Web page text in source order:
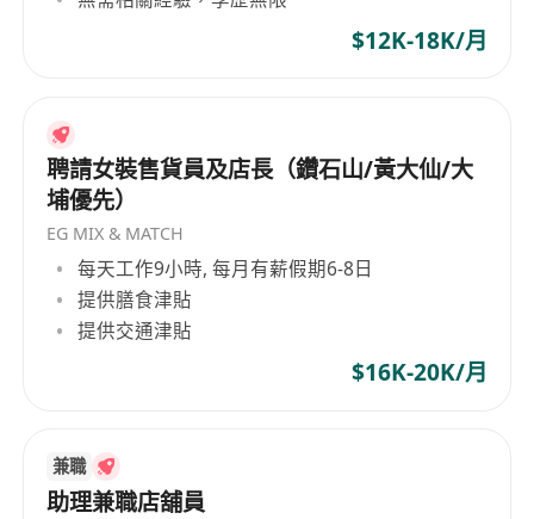
$12K-18K/月
聘請女裝售貨員及店長（鑽石山/黃大仙/大
埔優先）
EG MIX & MATCH
每天工作9小時, 每月有薪假期6-8日
提供膳食津貼
提供交通津貼
$16K-20K/月
兼職
助理兼職店舖員